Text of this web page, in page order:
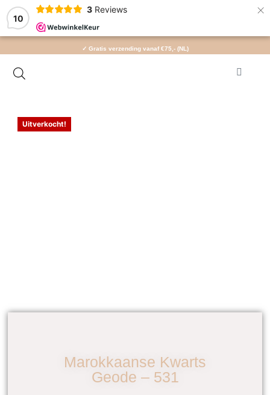
10
3 Reviews ×
✓ Gratis verzending vanaf €75,- (NL)
Uitverkocht!
Marokkaanse Kwarts
Geode – 531